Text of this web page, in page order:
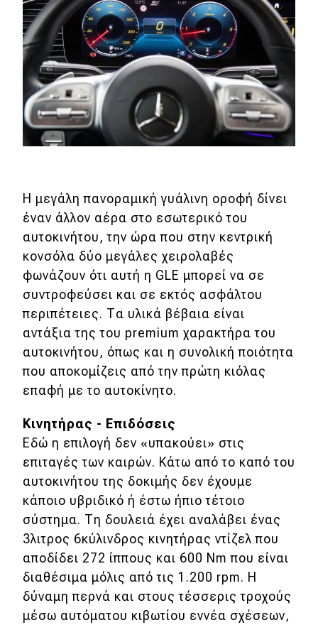
Η μεγάλη πανοραμική γυάλινη οροφή δίνει
έναν άλλον αέρα στο εσωτερικό του
αυτοκινήτου, την ώρα που στην κεντρική
κονσόλα δύο μεγάλες χειρολαβές
φωνάζουν ότι αυτή η GLE μπορεί να σε
συντροφεύσει και σε εκτός ασφάλτου
περιπέτειες. Τα υλικά βέβαια είναι
αντάξια της του premium χαρακτήρα του
αυτοκινήτου, όπως και η συνολική ποιότητα
που αποκομίζεις από την πρώτη κιόλας
επαφή με το αυτοκίνητο.
Κινητήρας - Επιδόσεις
Εδώ η επιλογή δεν «υπακούει» στις
επιταγές των καιρών. Κάτω από το καπό του
αυτοκινήτου της δοκιμής δεν έχουμε
κάποιο υβριδικό ή έστω ήπιο τέτοιο
σύστημα. Τη δουλειά έχει αναλάβει ένας
3λιτρος 6κύλινδρος κινητήρας ντίζελ που
αποδίδει 272 ίππους και 600 Nm που είναι
διαθέσιμα μόλις από τις 1.200 rpm. Η
δύναμη περνά και στους τέσσερις τροχούς
μέσω αυτόματου κιβωτίου εννέα σχέσεων,